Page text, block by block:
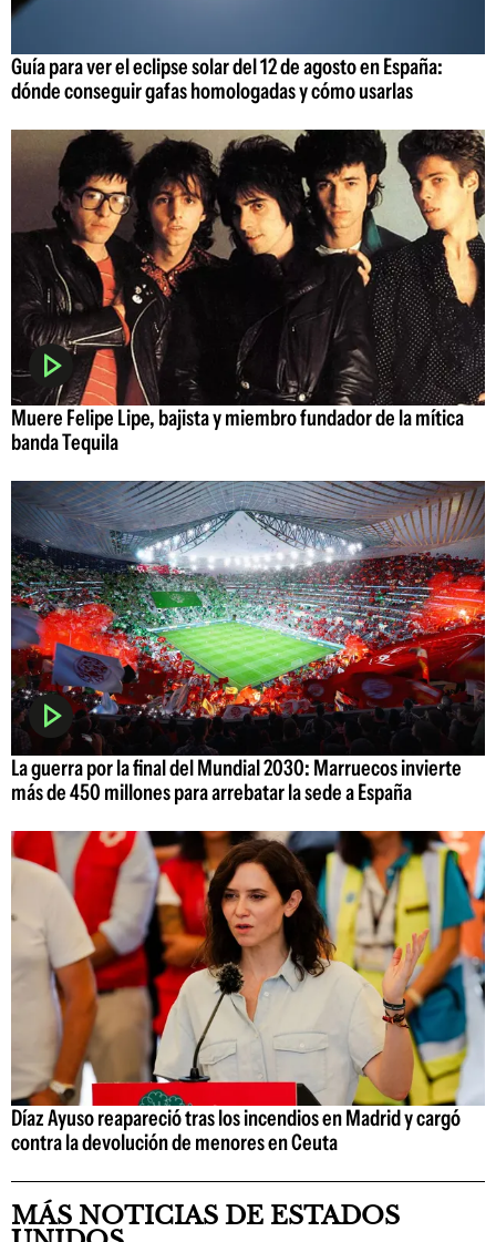
Guía para ver el eclipse solar del 12 de agosto en España:
dónde conseguir gafas homologadas y cómo usarlas
Muere Felipe Lipe, bajista y miembro fundador de la mítica
banda Tequila
La guerra por la final del Mundial 2030: Marruecos invierte
más de 450 millones para arrebatar la sede a España
Díaz Ayuso reapareció tras los incendios en Madrid y cargó
contra la devolución de menores en Ceuta
MÁS NOTICIAS DE ESTADOS